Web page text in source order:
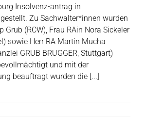
Insolvenz-antrag in
Zu Sachwalter*innen wurden
Grub (RCW), Frau RAin Nora Sickeler
sowie Herr RA Martin Mucha
GRUB BRUGGER, Stuttgart)
und mit der
beauftragt wurden die [...]